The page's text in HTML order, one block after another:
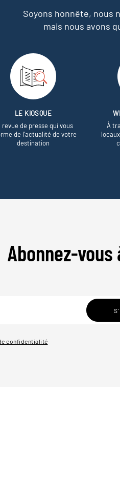
Soyons honnête, nous
mais nous avons
LE KIOSQUE
revue de presse qui vous
de l’actualité de votre
destination
À
Abonnez-
confidentialité